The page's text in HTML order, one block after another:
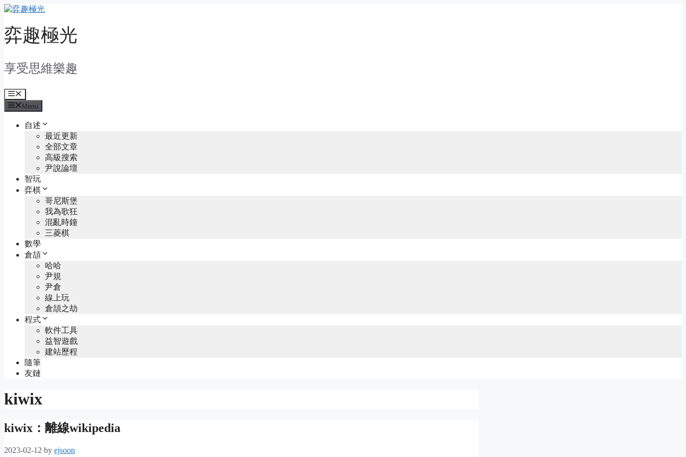
Skip
content
弈趣極光
享受思維樂趣
Menu
Menu
自述
最近更新
全部文章
高級搜索
尹說論壇
智玩
弈棋
哥尼斯堡
我為歌狂
混亂時鐘
三菱棋
數學
倉頡
哈哈
尹規
尹倉
線上玩
倉頡之劫
程式
軟件工具
益智遊戲
建站歷程
隨筆
友鏈
kiwix
kiwix：離線wikipedia
2023-02-12 by ejsoon